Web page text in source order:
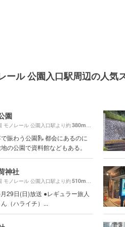
ール 公園入口駅周辺の人気
園
モノレール 公園入口駅より約380m （徒歩7分）
賑わう公園🛝 都会にあるのに
の公園で資料館などもある。
神社
モノレール 公園入口駅より約510m （徒歩9分）
29日(日)放送 ●レギュラー旅人
（ハライチ）...